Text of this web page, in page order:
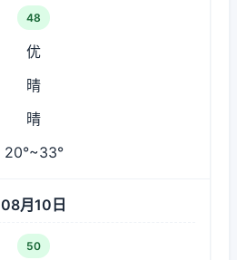
48
优
晴
晴
20°~33°
08月10日
50